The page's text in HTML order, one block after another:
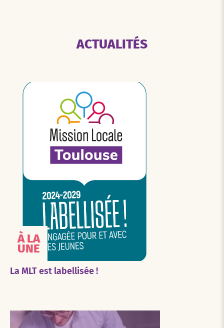
ACTUALITÉS
À LA
UNE
La MLT est labellisée !